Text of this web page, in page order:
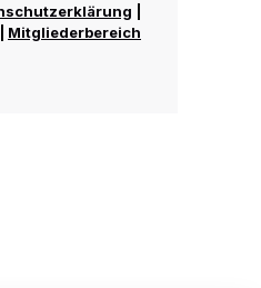
Mitgliederbereich